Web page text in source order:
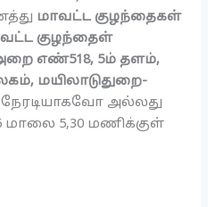
மாவட்ட குழந்தைகள்
குழந்தைள்
எண்518, 5ம் தளம்,
மயிலாடுதுறை-
நேரடியாகவோ அல்லது
மாலை 5,30 மணிக்குள்